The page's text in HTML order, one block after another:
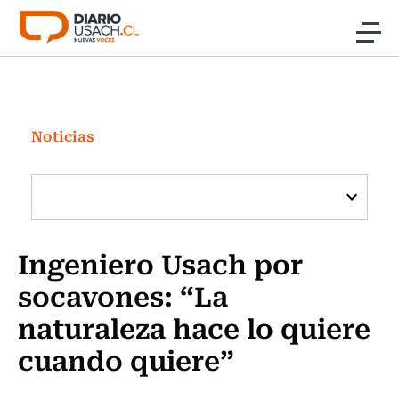
Click acá para ir directamente al contenido
Investigación
Cultura
Programas Radio y TV Usach
Noticias
Ingeniero Usach por
socavones: “La
naturaleza hace lo quiere
cuando quiere”